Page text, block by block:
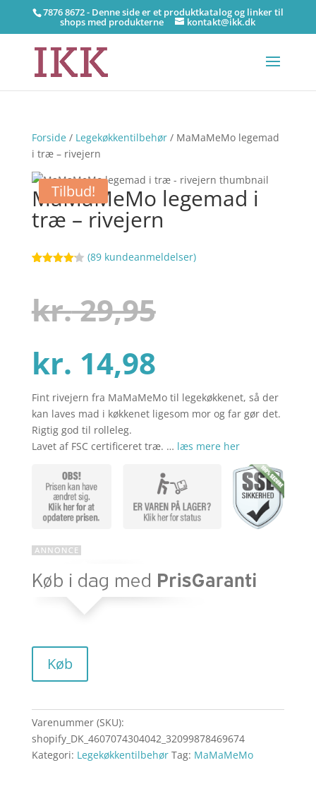
7876 8672 - Denne side er et produktkatalog og linker til
shops med produkterne kontakt@ikk.dk
Forside/ Legekøkkentilbehør/ MaMaMeMo legemad
i træ – rivejern
Tilbud!
MaMaMeMo legemad i
træ – rivejern
baseret
på
kundebedø
(89 kundeanmeldelser)
kr.29,95
pris
var:
kr. 29,95.
kr. 14,98Den
aktuelle
pris
er:
kr. 14,98.
Fint rivejern fra MaMaMeMo til legekøkkenet, så der
kan laves mad i køkkenet ligesom mor og far gør det.
Rigtig god til rolleleg.
Lavet af FSC certificeret træ. … læs mere her
Køb
Varenummer (SKU):
shopify_DK_4607074304042_32099878469674
Kategori: Legekøkkentilbehør Tag: MaMaMeMo